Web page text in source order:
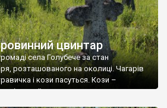
цвинтар
села Голубече за стан
розташованого на околиці. Чагарів
і кози пасуться. Кози –
для старих кладовищ,